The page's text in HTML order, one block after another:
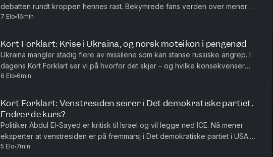
debatten rundt kroppen hennes rast. Bekymrede fans verden over mener
hun er blitt skremmende tynn. Nå trekker artisten seg t...
7 Elo 16min
Kort Forklart: Krise i Ukraina, og norsk moteikon i pengenød
Ukraina mangler stadig flere av missilene som kan stanse russiske angrep. I
dagens Kort Forklart ser vi på hvorfor det skjer – og hvilke konsekvenser
det kan få. I tillegg snakker vi om Infantinos kri...
6 Elo 6min
Kort Forklart: Venstresiden seirer i Det demokratiske partiet.
Endrer de kurs?
Politiker Abdul El-Sayed er kritisk til Israel og vil legge ned ICE. Nå mener
eksperter at venstresiden er på fremmarsj i Det demokratiske partiet i USA.
Vi oppsummerer nyhetene for deg, i dag også om...
5 Elo 7min